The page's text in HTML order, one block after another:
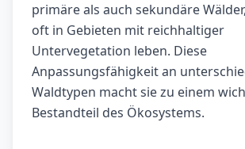
primäre als auch sekundäre
oft in Gebieten mit reichhaltiger
Untervegetation leben. Diese
Anpassungsfähigkeit an
Waldtypen macht sie zu einem
Bestandteil des Ökosystems.